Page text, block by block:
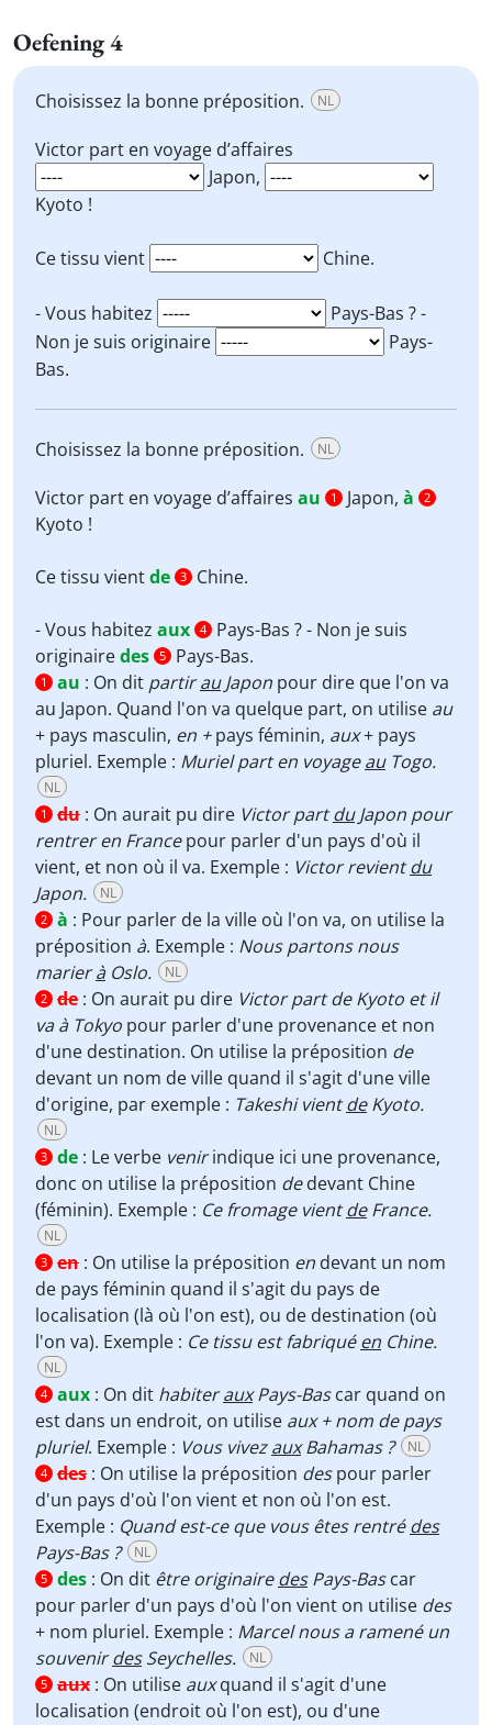
Oefening 4
Choisissez la bonne préposition. NL
Victor part en voyage d’affaires
Japon,
Kyoto !
Ce tissu vient Chine.
- Vous habitez
Pays-Bas ? -
Non je suis originaire
Pays-
Bas.
Choisissez la bonne préposition. NL
Victor part en voyage d’affaires au 1 Japon, à 2
Kyoto !
Ce tissu vientde 3 Chine.
- Vous habitez aux 4
Pays-Bas ? - Non je suis
originairedes 5 Pays-Bas.
1 au : On dit partirauJapon pour dire que l'on va
au Japon. Quand l'on va quelque part, on utilise au
+ pays masculin, en +pays féminin, aux+ pays
pluriel. Exemple : Muriel part en voyageauTogo.
NL
1 du : On aurait pu dire Victor partduJapon pour
rentrer en Francepour parler d'un pays d'où il
vient, et non où il va. Exemple : Victor revientdu
Japon.
NL
2 à : Pour parler de la ville où l'on va, on utilise la
préposition à. Exemple : Nous partons nous
marieràOslo. NL
2 de : On aurait pu dire Victor part de Kyoto et il
va à Tokyo pour parler d'une provenance et non
d'une destination. On utilise la préposition de
devant un nom de ville quand il s'agit d'une ville
d'origine, par exemple : Takeshi vientdeKyoto.
NL
3 de : Le verbe venirindique ici une provenance,
donc on utilise la préposition dedevant Chine
(féminin). Exemple : Ce fromage vientdeFrance.
NL
3 en : On utilise la préposition en devant un nom
de pays féminin quand il s'agit du pays de
localisation (là où l'on est), ou de destination (où
l'on va). Exemple : Ce tissu est fabriquéen Chine.
NL
4 aux : On dit habiterauxPays-Bascar quand on
est dans un endroit, on utilise aux + nom de pays
pluriel. Exemple : Vous vivezauxBahamas ? NL
4 des : On utilise la préposition despour parler
d'un pays d'où l'on vient et non où l'on est.
Exemple : Quand est-ce que vous êtes rentrédes
Pays-Bas ?
NL
5 des : On dit être originairedesPays-Bascar
pour parler d'un pays d'où l'on vient on utilise des
+ nom pluriel. Exemple : Marcel nous a ramené un
souvenirdesSeychelles. NL
5 aux : On utilise auxquand il s'agit d'une
localisation (endroit où l'on est), ou d'une